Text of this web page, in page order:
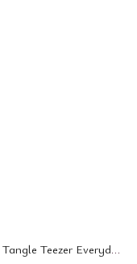
Спрей для легкого розчісування волосся Tangle Teezer Everyday Detangling Spray (046659)